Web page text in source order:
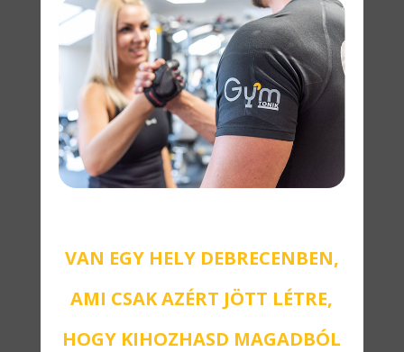
VAN EGY HELY DEBRECENBEN,
AMI CSAK AZÉRT JÖTT LÉTRE,
HOGY KIHOZHASD MAGADBÓL